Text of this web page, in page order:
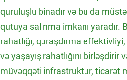
quruluşlu binadır və bu da
qutuya salınma imkanı yaradır.
rahatlığı, quraşdırma
və yaşayış rahatlığını birləşdirir
müvəqqəti infrastruktur, ticarət